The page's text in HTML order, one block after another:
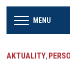
MENU
AKTUALITY,